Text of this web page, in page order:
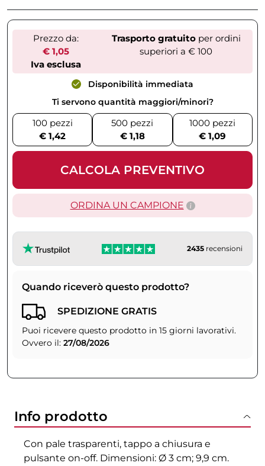
Prezzo da:
€ 1,05
Iva esclusa
Trasporto gratuitoper ordini
superiori a € 100
Disponibilità immediata
Ti servono quantità maggiori/minori?
100 pezzi
€ 1,42
500 pezzi
€ 1,18
1000 pezzi
€ 1,09
CALCOLA PREVENTIVO
ORDINA UN CAMPIONE
2435 recensioni
Quando riceverò questo prodotto?
SPEDIZIONE GRATIS
Puoi ricevere questo prodotto in 15 giorni lavorativi.
Ovvero il: 27/08/2026
Info prodotto
Con pale trasparenti, tappo a chiusura e
pulsante on-off. Dimensioni: Ø 3 cm; 9,9 cm.